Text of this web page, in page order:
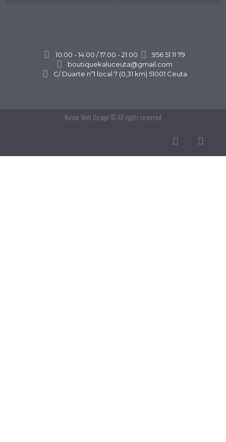
10:00 - 14:00 / 17:00 - 21:00
956 51 11 79
boutiquekaluceuta@gmail.com
C/ Duarte nº1 local 7 (0,31 km) 51001 Ceuta
Karma Web Design © All rights reserved